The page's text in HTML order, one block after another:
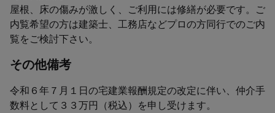
屋根、床の傷みが激しく、ご利用には修繕が必要です。ご
内覧希望の方は建築士、工務店などプロの方同行でのご内
覧をご検討下さい。
その他備考
令和６年７月１日の宅建業報酬規定の改定に伴い、仲介手
数料として３３万円（税込）を申し受けます。